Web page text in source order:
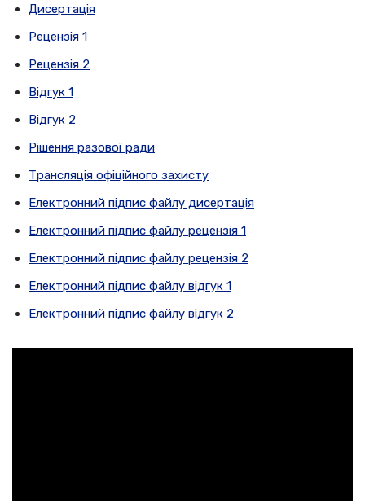
Дисертація
Рецензія 1
Рецензія 2
Відгук 1
Відгук 2
Рішення разової ради
Трансляція офіційного захисту
Електронний підпис файлу дисертація
Електронний підпис файлу рецензія 1
Електронний підпис файлу рецензія 2
Електронний підпис файлу відгук 1
Електронний підпис файлу відгук 2